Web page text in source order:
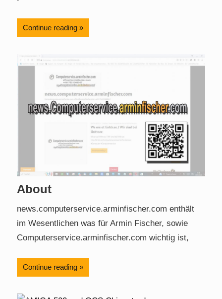
Continue reading
About
news.computerservice.arminfischer.com enthält
im Wesentlichen was für Armin Fischer, sowie
Computerservice.arminfischer.com wichtig ist,
Continue reading